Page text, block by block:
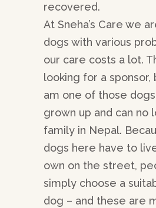
recovered.
At Sneha’s Care we
dogs with various
our care costs a lot.
looking for a sponsor,
am one of those
grown up and can no
family in Nepal.
dogs here have to
own on the street,
simply choose a
dog – and these are